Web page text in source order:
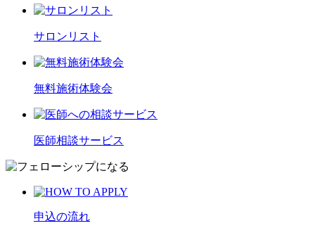
サロンリスト
無料施術体験会
医師相談サービス
申込の流れ